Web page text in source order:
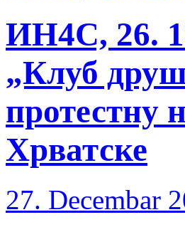
ИН4С, 26.
„Клуб
протестну
Хрватске
27. Decembar